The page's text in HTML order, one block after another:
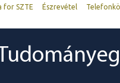
for SZTE Észrevétel